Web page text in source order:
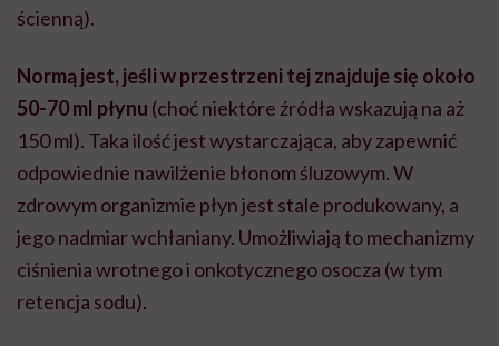
ścienną).
Normą jest, jeśli w przestrzeni tej znajduje się około
50-70 ml płynu (choć niektóre źródła wskazują na aż
150 ml). Taka ilość jest wystarczająca, aby zapewnić
odpowiednie nawilżenie błonom śluzowym. W
zdrowym organizmie płyn jest stale produkowany, a
jego nadmiar wchłaniany. Umożliwiają to mechanizmy
ciśnienia wrotnego i onkotycznego osocza (w tym
retencja sodu).